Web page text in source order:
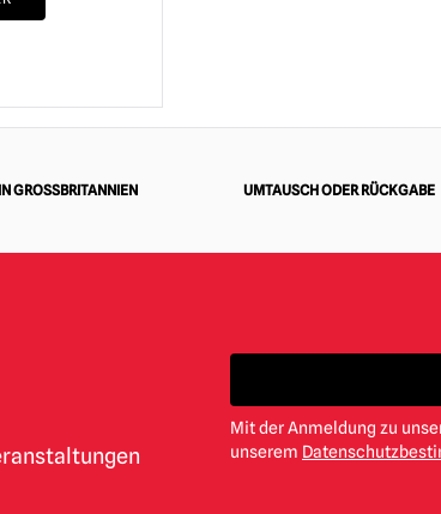
UMTAUSCH ODER RÜCKGABE
Mit der Anmeldung zu
unserem